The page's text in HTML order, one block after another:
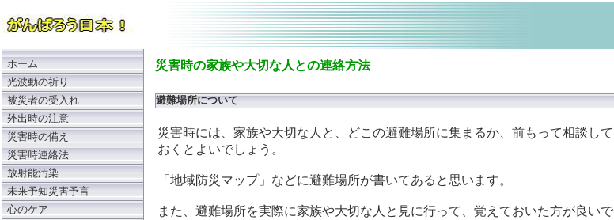
ホーム
光波動の祈り
被災者の受入れ
外出時の注意
災害時の備え
災害時連絡法
放射能汚染
未来予知災害予言
心のケア
災害時の家族や大切な人との連絡方法
避難場所について
災害時には、家族や大切な人と、どこの避難場所に集まるか、前もって相談して
おくとよいでしょう。
「地域防災マップ」などに避難場所が書いてあると思います。
また、避難場所を実際に家族や大切な人と見に行って、覚えておいた方が良いで